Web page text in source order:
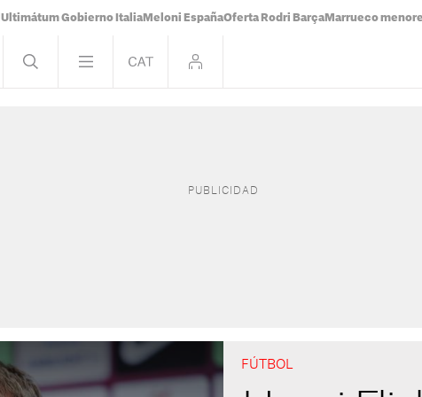
Ultimátum Gobierno Italia Meloni EspañaOferta Rodri Barça Marrueco
FÚTBOL